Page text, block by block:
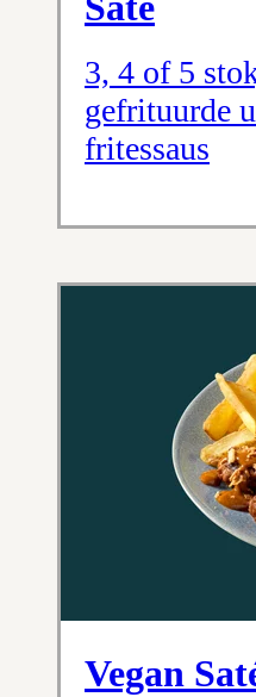
3, 4 of 5
gefrituurde
fritessaus
Vegan